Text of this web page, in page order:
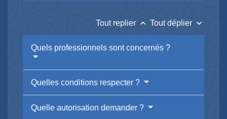
Tout replier keyboard_arrow_up Tout déplier keyboard_arrow_down
Quels professionnels sont concernés ?
Quelles conditions respecter ?
Quelle autorisation demander ?